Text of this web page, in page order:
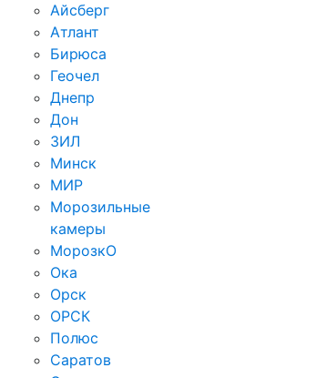
Айсберг
Атлант
Бирюса
Геочел
Днепр
Дон
ЗИЛ
Минск
МИР
Морозильные
камеры
МорозкО
Ока
Орск
ОРСК
Полюс
Саратов